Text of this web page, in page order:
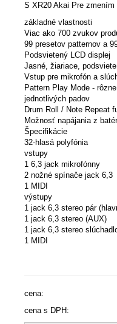
S XR20 Akai Pre zmením
základné vlastnosti
Viac ako 700 zvukov
99 presetov patternov a
Podsvietený LCD displej
Jasné, žiariace,
Vstup pre mikrofón a
Pattern Play Mode -
jednotlivých padov
Drum Roll / Note Repeat
Možnosť napájania z
Špecifikácie
32-hlasá polyfónia
vstupy
1 6,3 jack mikrofónny
2 nožné spínače jack 6,3
1 MIDI
výstupy
1 jack 6,3 stereo pár
1 jack 6,3 stereo (AUX)
1 jack 6,3 stereo
1 MIDI
cena:
cena s DPH: